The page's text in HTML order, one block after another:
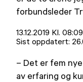
forbundsleder
Lagt
ut
13.12.2019 Kl. 08:09
Sist oppdatert:
– Det er fem
av erfaring og